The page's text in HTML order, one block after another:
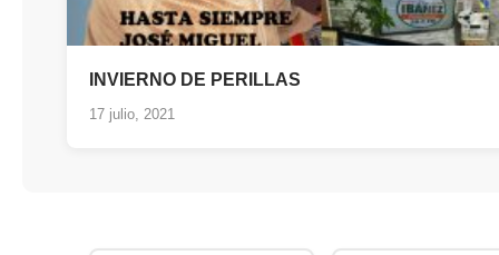
INVIERNO DE PERILLAS
17 julio, 2021